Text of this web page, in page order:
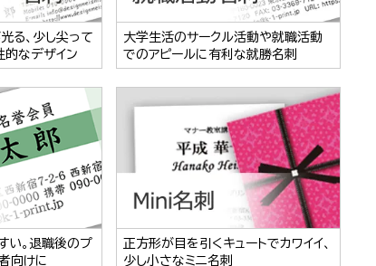
る、少し尖って
的なデザイン
大学生活のサークル活動や就職活動
でのアピールに有利な就勝名刺
い。退職後のプ
向けに
正方形が目を引くキュートでカワイイ、
少し小さなミニ名刺